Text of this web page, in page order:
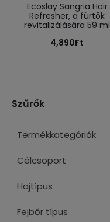
Ecoslay Sangria Hair
Refresher, a fürtök
revitalizálására 59 ml
4,890Ft
Szűrők
Termékkategóriák
Célcsoport
Hajtípus
Fejbőr típus